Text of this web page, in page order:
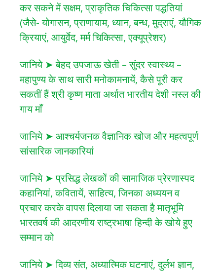
कर सकने में सक्षम, प्राकृतिक चिकित्सा पद्धतियां
(जैसे- योगासन, प्राणायाम, ध्यान, बन्ध, मुद्राएं, यौगिक
क्रियाएं, आयुर्वेद, मर्म चिकित्सा, एक्यूप्रेशर)
जानिये ➤ बेहद उपजाऊ खेती – सुंदर स्वास्थ्य –
महापुण्य के साथ सारी मनोकामनायें, कैसे पूरी कर
सकतीं हैं श्री कृष्ण माता अर्थात भारतीय देशी नस्ल की
गाय माँ
जानिये ➤ आश्चर्यजनक वैज्ञानिक खोज और महत्वपूर्ण
सांसारिक जानकारियां
जानिये ➤ प्रसिद्ध लेखकों की सामाजिक प्रेरणास्पद
कहानियां, कवितायें, साहित्य, जिनका अध्ययन व
प्रचार करके वापस दिलाया जा सकता है मातृभूमि
भारतवर्ष की आदरणीय राष्ट्रभाषा हिन्दी के खोये हुए
सम्मान को
जानिये ➤ दिव्य संत, अध्यात्मिक घटनाएं, दुर्लभ ज्ञान,